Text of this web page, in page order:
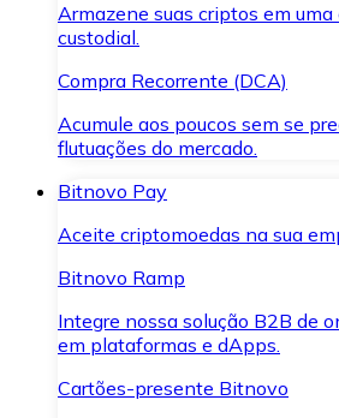
Armazene suas criptos em
custodial.
Compra Recorrente (DCA)
Acumule aos poucos sem se
flutuações do mercado.
Bitnovo Pay
Aceite criptomoedas na sua
Bitnovo Ramp
Integre nossa solução B2B de
em plataformas e dApps.
Cartões-presente Bitnovo